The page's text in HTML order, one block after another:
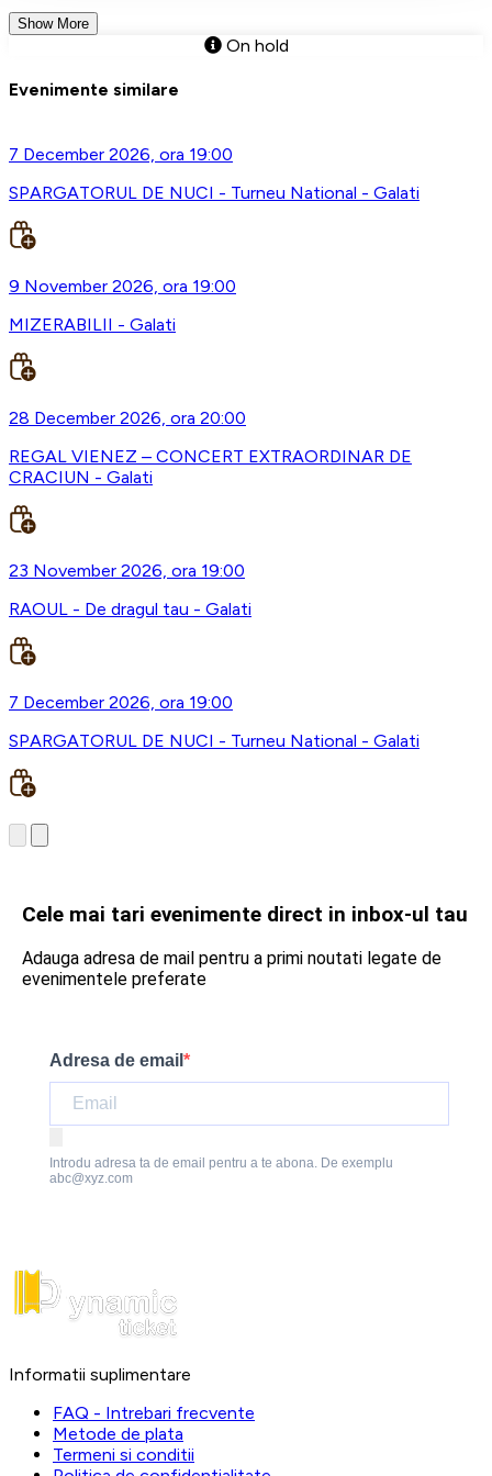
Show More
On hold
Evenimente similare
7 December 2026, ora 19:00
SPARGATORUL DE NUCI - Turneu National - Galati
9 November 2026, ora 19:00
MIZERABILII - Galati
28 December 2026, ora 20:00
REGAL VIENEZ – CONCERT EXTRAORDINAR DE
CRACIUN - Galati
23 November 2026, ora 19:00
RAOUL - De dragul tau - Galati
7 December 2026, ora 19:00
SPARGATORUL DE NUCI - Turneu National - Galati
Cele mai tari evenimente direct in inbox-ul tau
Adauga adresa de mail pentru a primi noutati legate de
evenimentele preferate
Adresa de email
Introdu adresa ta de email pentru a te abona. De exemplu
abc@xyz.com
Informatii suplimentare
FAQ - Intrebari frecvente
Metode de plata
Termeni si conditii